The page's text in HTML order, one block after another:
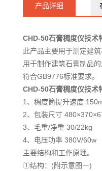
产品详细
CHD-50石膏稠度仪技术
此产品主要用于测定建
用于制作建筑石膏制品
符合GB9776标准要求。
CHD-50石膏稠度仪技术
1、稠度筒提升速度
2、包装尺寸
3、毛重/净重 30/22kg
4、电压功率 380V/60w
主要结构和工作原理。
①结构：(附示意图一)